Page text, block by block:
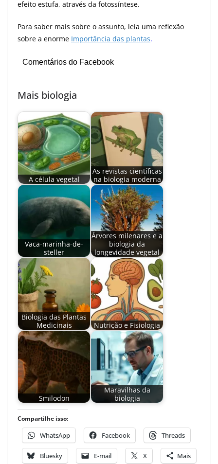
efeito estufa, através da fotossíntese.
Para saber mais sobre o assunto, leia uma reflexão
sobre a enorme Importância das plantas.
Comentários do Facebook
Mais biologia
A célula vegetal
As revistas científicas
na biologia moderna
Vaca-marinha-de-
steller
Árvores milenares e a
biologia da
longevidade vegetal
Biologia das Plantas
Medicinais
Nutrição e Fisiologia
Smilodon
Maravilhas da
biologia
Compartilhe isso:
WhatsApp Facebook Threads
Bluesky E-mail X Mais